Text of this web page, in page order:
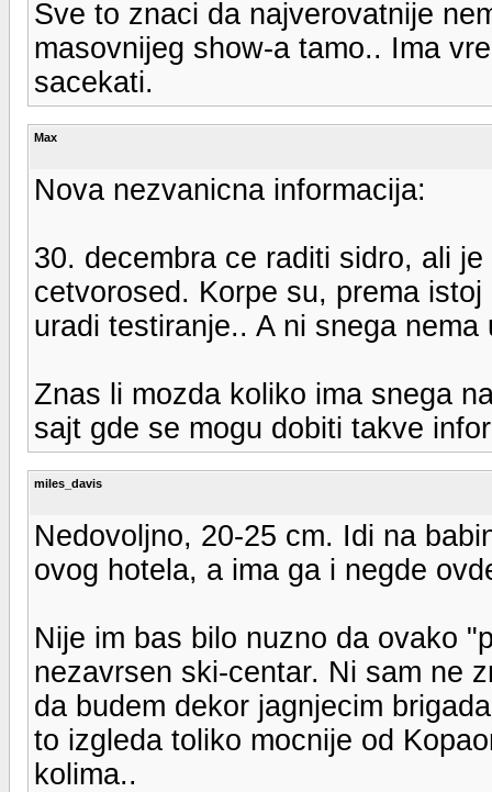
Sve to znaci da najverovatnije
masovnijeg show-a tamo.. Ima
sacekati.
Max
Nova nezvanicna informacija:
30. decembra ce raditi sidro, ali
cetvorosed. Korpe su, prema
uradi testiranje.. A ni snega
Znas li mozda koliko ima snega
sajt gde se mogu dobiti takve
miles_davis
Nedovoljno, 20-25 cm. Idi na
ovog hotela, a ima ga i negde
Nije im bas bilo nuzno da ovako
nezavrsen ski-centar. Ni sam ne
da budem dekor jagnjecim
to izgleda toliko mocnije od
kolima..